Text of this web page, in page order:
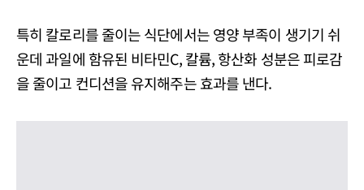
특히 칼로리를 줄이는 식단에서는 영양 부족이 생기기 쉬
운데 과일에 함유된 비타민C, 칼륨, 항산화 성분은 피로감
을 줄이고 컨디션을 유지해주는 효과를 낸다.